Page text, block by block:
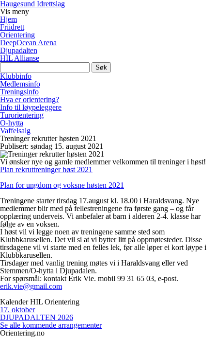
Haugesund Idrettslag
Vis meny
Hjem
Friidrett
Orientering
DeepOcean Arena
Djupadalten
HIL Allianse
Søk
etter:
Klubbinfo
Medlemsinfo
Treningsinfo
Hva er orientering?
Info til løypeleggere
Turorientering
O-hytta
Vaffelsalg
Treninger rekrutter høsten 2021
Publisert: søndag 15. august 2021
Vi ønsker nye og gamle medlemmer velkommen til treninger i høst!
Plan rekruttreninger høst 2021
Plan for ungdom og voksne høsten 2021
Treningene startertirsdag 17.august kl. 18.00 i Haraldsvang. Nye
medlemmer blir med på fellestreningene fra første gang – og får
opplæring underveis. Vi anbefaler at barn i alderen 2-4. klasse har
følge av en voksen.
I høst vil vi legge noen av treningene samme sted som
Klubbkarusellen. Det vil si at vi bytter litt på oppmøtesteder. Disse
tirsdagene vil vi starte med en felles lek, før alle løper ei kort løype i
Klubbkarusellen.
Tirsdager med vanlig trening møtes vi i Haraldsvang eller ved
Stemmen/O-hytta i Djupadalen.
For spørsmål: kontakt Erik Vie. mobil 99 31 65 03, e-post.
erik.vie@gmail.com
Kalender HIL Orientering
17. oktober
DJUPADALTEN 2026
Se alle kommende arrangementer
Orientering.no